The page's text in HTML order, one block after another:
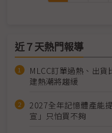
近７天熱門報導
MLCC訂單過熱、出
建熱潮將趨緩
2027全年記憶體產能
宣」只怕買不夠